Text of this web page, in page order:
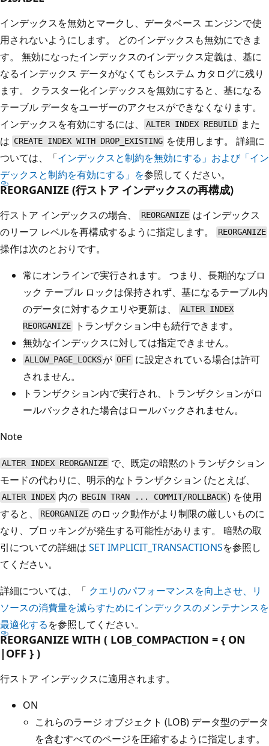
インデックスを無効とマークし、データベース エンジンで使
用されないようにします。 どのインデックスも無効にできま
す。 無効になったインデックスのインデックス定義は、基に
なるインデックス データがなくてもシステム カタログに残り
ます。 クラスター化インデックスを無効にすると、基になる
テーブル データをユーザーのアクセスができなくなります。
インデックスを有効にするには、
ALTER INDEX REBUILD また
は CREATE INDEX WITH DROP_EXISTING を使用します。 詳細に
ついては、「インデックスと制約を無効にする」および「イン
デックスと制約を有効にする」を参照してください。
REORGANIZE (行ストア インデックスの再構成)
行ストア インデックスの場合、 REORGANIZE はインデックス
のリーフ レベルを再構成するように指定します。
REORGANIZE
操作は次のとおりです。
常にオンラインで実行されます。 つまり、長期的なブロ
ック テーブル ロックは保持されず、基になるテーブル内
のデータに対するクエリや更新は、
ALTER INDEX
REORGANIZE
トランザクション中も続行できます。
無効なインデックスに対しては指定できません。
ALLOW_PAGE_LOCKS がOFFに設定されている場合は許可
されません。
トランザクション内で実行され、トランザクションがロ
ールバックされた場合はロールバックされません。
Note
ALTER INDEX REORGANIZE で、既定の暗黙のトランザクション
モードの代わりに、明示的なトランザクション (たとえば、
ALTER INDEX 内の BEGIN TRAN ... COMMIT/ROLLBACK) を使用
すると、
REORGANIZE のロック動作がより制限の厳しいものに
なり、ブロッキングが発生する可能性があります。 暗黙の取
引についての詳細は SET IMPLICIT_TRANSACTIONSを参照し
てください。
詳細については、「 クエリのパフォーマンスを向上させ、リ
ソースの消費量を減らすためにインデックスのメンテナンスを
最適化するを参照してください。
REORGANIZE WITH ( LOB_COMPACTION = { ON
|OFF } )
行ストア インデックスに適用されます。
ON
これらのラージ オブジェクト (LOB) データ型のデータ
を含むすべてのページを圧縮するように指定します。